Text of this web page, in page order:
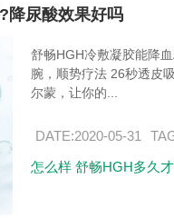
降尿酸效果好吗
舒畅HGH冷敷凝胶能降
腕，顺势疗法 26秒透皮
尔蒙，让你的...
DATE:2020-05-31
怎么样 舒畅HGH多久